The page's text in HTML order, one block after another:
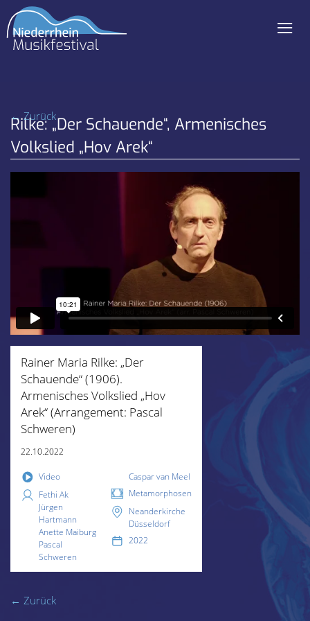
≡
← Zurück
Rilke: „Der Schauende“, Armenisches
Volkslied „Hov Arek“
Rainer Maria Rilke: „Der
Schauende“ (1906).
Armenisches Volkslied „Hov
Arek“ (Arrangement: Pascal
Schweren)
22.10.2022
Video
Fethi Ak
Jürgen
Hartmann
Anette Maiburg
Pascal
Schweren
Caspar van Meel
Metamorphosen
Neanderkirche
Düsseldorf
2022
← Zurück